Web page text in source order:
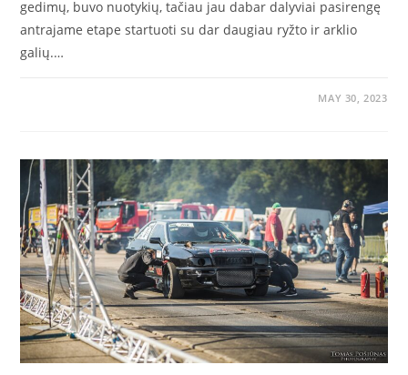
gedimų, buvo nuotykių, tačiau jau dabar dalyviai pasirengę
antrajame etape startuoti su dar daugiau ryžto ir arklio
galių.…
MAY 30, 2023